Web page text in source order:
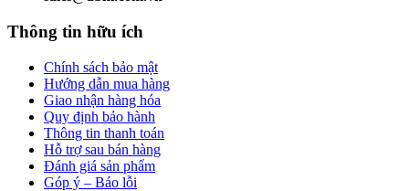
Thông tin hữu ích
Chính sách bảo mật
Hướng dẫn mua hàng
Giao nhận hàng hóa
Quy định bảo hành
Thông tin thanh toán
Hỗ trợ sau bán hàng
Đánh giá sản phẩm
Góp ý – Báo lỗi